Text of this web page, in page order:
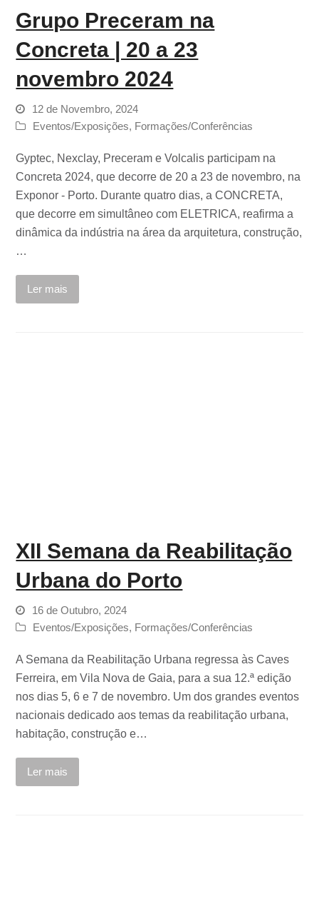
Grupo Preceram na
Concreta | 20 a 23
novembro 2024
12 de Novembro, 2024
Eventos/Exposições, Formações/Conferências
Gyptec, Nexclay, Preceram e Volcalis participam na
Concreta 2024, que decorre de 20 a 23 de novembro, na
Exponor - Porto. Durante quatro dias, a CONCRETA,
que decorre em simultâneo com ELETRICA, reafirma a
dinâmica da indústria na área da arquitetura, construção,
…
Ler mais
XII Semana da Reabilitação
Urbana do Porto
16 de Outubro, 2024
Eventos/Exposições, Formações/Conferências
A Semana da Reabilitação Urbana regressa às Caves
Ferreira, em Vila Nova de Gaia, para a sua 12.ª edição
nos dias 5, 6 e 7 de novembro. Um dos grandes eventos
nacionais dedicado aos temas da reabilitação urbana,
habitação, construção e…
Ler mais